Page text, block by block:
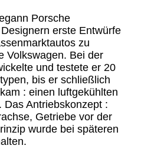
Porsche
erste Entwürfe
zu
Volkswagen. Bei der
und testete er 20
bis er schließlich
: einen luftgekühlten
Das Antriebskonzept :
Getriebe vor der
wurde bei späteren